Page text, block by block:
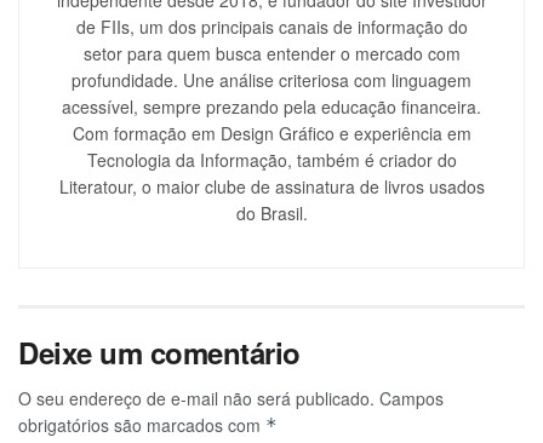
de FIIs, um dos principais canais de informação do
setor para quem busca entender o mercado com
profundidade. Une análise criteriosa com linguagem
acessível, sempre prezando pela educação financeira.
Com formação em Design Gráfico e experiência em
Tecnologia da Informação, também é criador do
Literatour, o maior clube de assinatura de livros usados
do Brasil.
Deixe um comentário
O seu endereço de e-mail não será publicado. Campos
obrigatórios são marcados com *